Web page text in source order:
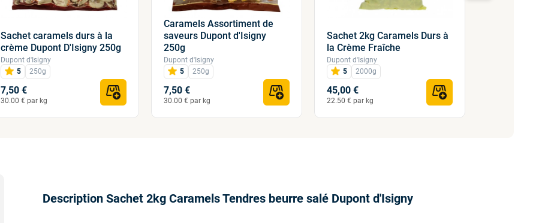
Sachet caramels durs à la
crème Dupont D'Isigny 250g
Dupont d'Isigny
5
250g
7,50 €
30.00 € par kg
Caramels Assortiment de
saveurs Dupont d'Isigny
250g
Dupont d'Isigny
5
250g
7,50 €
30.00 € par kg
Sachet 2kg Caramels Durs à
la Crème Fraîche
Dupont d'Isigny
5
2000g
45,00 €
22.50 € par kg
Description Sachet 2kg Caramels Tendres beurre salé Dupont d'Isigny